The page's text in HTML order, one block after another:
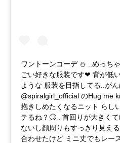
ワントーンコーデ ⛄️ ..めっち
ごい好きな服装です❤︎ 背が低
ような 服装を目指してる..が
@spiralgirl_official のHug me
抱きしめたくなるニット らし
テるね？🙄 . 首回りが大きく
ないし顔周りもすっきり見え
合わせたけど ミニ丈でもレー